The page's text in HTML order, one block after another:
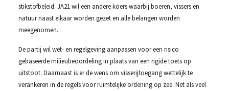
stikstofbeleid. JA21 wil een andere koers waarbij boeren, vissers en
natuur naast elkaar worden gezet en alle belangen worden
meegenomen.
De partij wil wet- en regelgeving aanpassen voor een risico
gebaseerde milieubeoordeling in plaats van een rigide toets op
uitstoot. Daarnaast is er de wens om visserijtoegang wettelijk te
verankeren in de regels voor ruimtelijke ordening op zee. Net als veel